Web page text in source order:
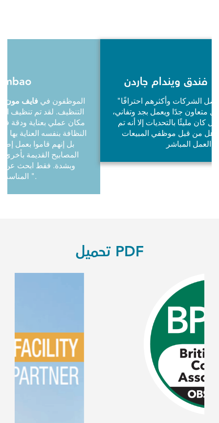
سيف الله فداء، فندق ويندام جاردن
"كانتفايف مون أحد أفضل الشركات وأكثرهم احترافًا
في التعامل، فطاقم العمل متعاون جدًا ويعمل بجد وتفاني،
فعلى الرغم من أن العمل كان مليئًا بالتحديات إلا أنه تم
التعامل معه بشكل مذهل من قبل موظفي المبيعات
PDF تحميل